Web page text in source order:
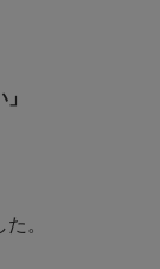
。